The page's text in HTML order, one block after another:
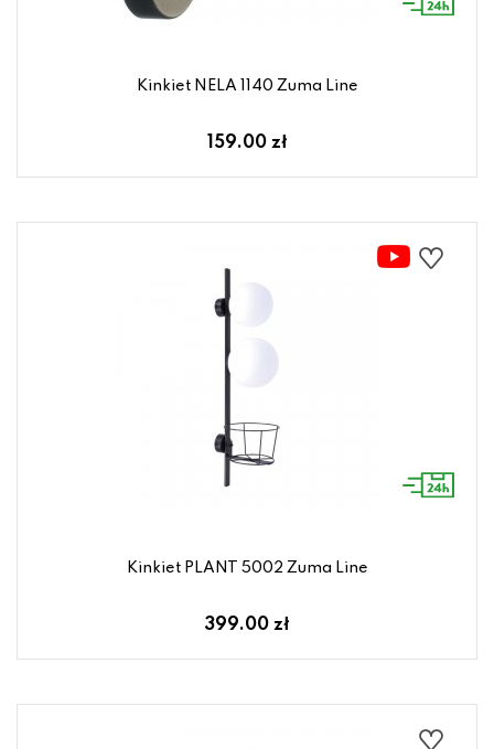
Kinkiet NELA 1140 Zuma Line
159.00 zł
Kinkiet PLANT 5002 Zuma Line
399.00 zł